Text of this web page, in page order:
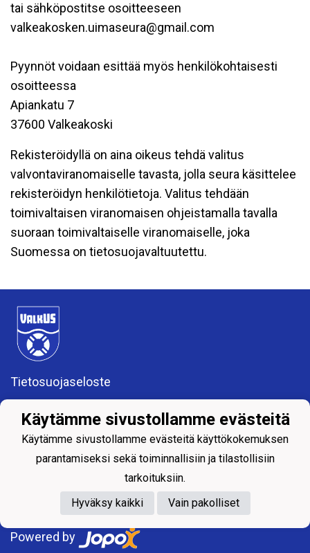
tai sähköpostitse osoitteeseen
valkeakosken.uimaseura@gmail.com
Pyynnöt voidaan esittää myös henkilökohtaisesti
osoitteessa
Apiankatu 7
37600 Valkeakoski
Rekisteröidyllä on aina oikeus tehdä valitus
valvontaviranomaiselle tavasta, jolla seura käsittelee
rekisteröidyn henkilötietoja. Valitus tehdään
toimivaltaisen viranomaisen ohjeistamalla tavalla
suoraan toimivaltaiselle viranomaiselle, joka
Suomessa on tietosuojavaltuutettu.
Tietosuojaseloste
VALKEAKOSKEN UIMASEURA RY (0157583-4)
valkeakosken.uimaseura@gmail.com
Apiankatu 7, 37600 Valkeakoski
Powered by
Käytämme sivustollamme evästeitä
Käytämme sivustollamme evästeitä käyttökokemuksen
parantamiseksi sekä toiminnallisiin ja tilastollisiin
tarkoituksiin.
Hyväksy kaikki
Vain pakolliset